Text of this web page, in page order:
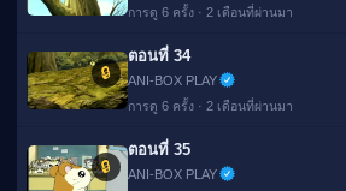
การดู 6 ครั้ง · 2 เดือนที่ผ่านมา
🔒
ตอนที่ 34
ANI-BOX PLAY
การดู 6 ครั้ง · 2 เดือนที่ผ่านมา
🔒
ตอนที่ 35
ANI-BOX PLAY